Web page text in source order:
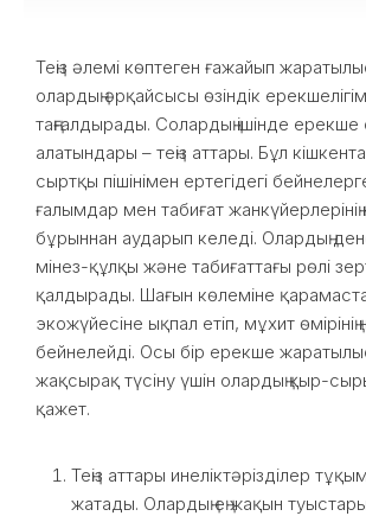
Теңіз әлемі көптеген ғажайып
олардың әрқайсысы өзіндік
таңғалдырады. Солардың ішінде
алатындары – теңіз аттары. Бұл
сыртқы пішінімен ертегідегі
ғалымдар мен табиғат жанкүйерлерінің
бұрыннан аударып келеді. Олардың
мінез-құлқы және табиғаттағы рөлі
қалдырады. Шағын көлеміне
экожүйесіне ықпал етіп, мұхит өмірінің
бейнелейді. Осы бір ерекше
жақсырақ түсіну үшін олардың қыр-
қажет.
Теңіз аттары инеліктәрізділер
жатады. Олардың ең жақын туыстары